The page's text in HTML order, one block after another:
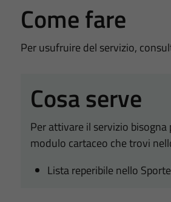
Come fare
Per usufruire del servizio,
Cosa serve
Per attivare il servizio
modulo cartaceo che trovi
Lista reperibile nello